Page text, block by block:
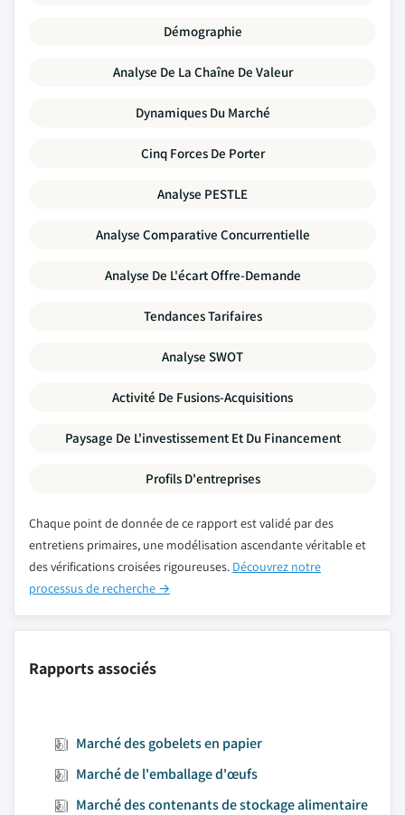
Démographie
Analyse De La Chaîne De Valeur
Dynamiques Du Marché
Cinq Forces De Porter
Analyse PESTLE
Analyse Comparative Concurrentielle
Analyse De L'écart Offre-Demande
Tendances Tarifaires
Analyse SWOT
Activité De Fusions-Acquisitions
Paysage De L'investissement Et Du Financement
Profils D'entreprises
Chaque point de donnée de ce rapport est validé par des
entretiens primaires, une modélisation ascendante véritable et
des vérifications croisées rigoureuses. Découvrez notre
processus de recherche →
Rapports associés
Marché des gobelets en papier
Marché de l'emballage d'œufs
Marché des contenants de stockage alimentaire